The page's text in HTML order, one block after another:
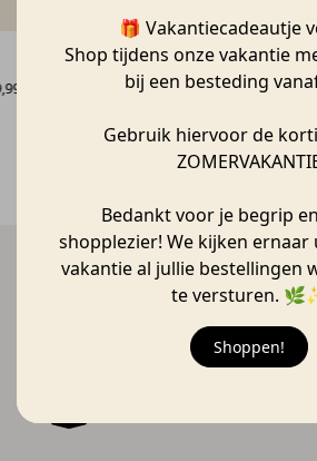
🎁 Vakantiecadeautje
Shop tijdens onze vakantie
bij een besteding
Gebruik hiervoor de
Bedankt voor je begrip
shopplezier! We kijken ernaar
vakantie al jullie bestellingen
te versturen.
Shoppen!
Schaal | Kat
Snelle bezorging
Verzonden vanaf 17